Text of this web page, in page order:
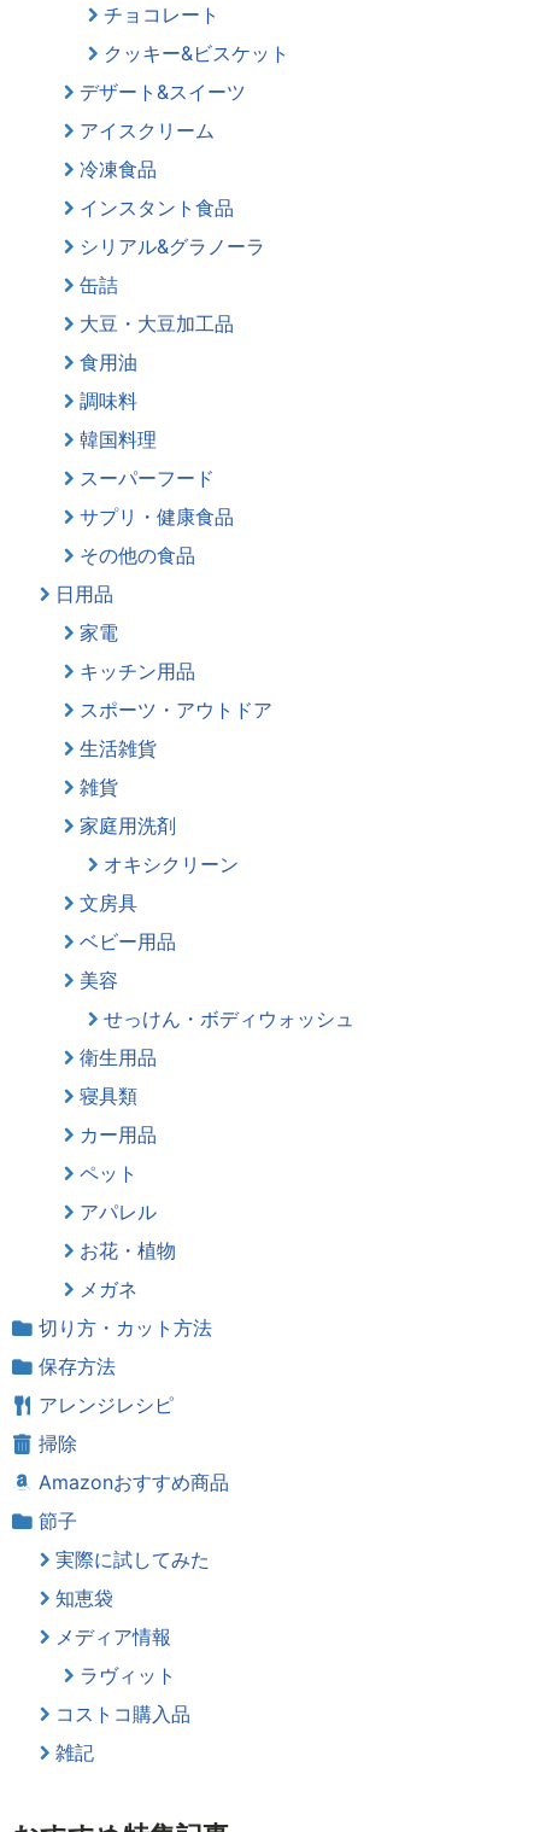
チョコレート
クッキー&ビスケット
デザート&スイーツ
アイスクリーム
冷凍食品
インスタント食品
シリアル&グラノーラ
缶詰
大豆・大豆加工品
食用油
調味料
韓国料理
スーパーフード
サプリ・健康食品
その他の食品
日用品
家電
キッチン用品
スポーツ・アウトドア
生活雑貨
雑貨
家庭用洗剤
オキシクリーン
文房具
ベビー用品
美容
せっけん・ボディウォッシュ
衛生用品
寝具類
カー用品
ペット
アパレル
お花・植物
メガネ
切り方・カット方法
保存方法
アレンジレシピ
掃除
Amazonおすすめ商品
節子
実際に試してみた
知恵袋
メディア情報
ラヴィット
コストコ購入品
雑記